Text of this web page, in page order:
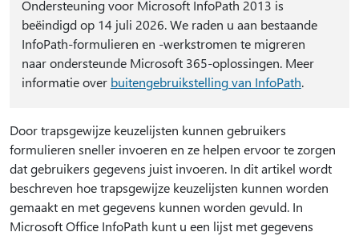
Ondersteuning voor Microsoft InfoPath 2013 is
beëindigd op 14 juli 2026. We raden u aan bestaande
InfoPath-formulieren en -werkstromen te migreren
naar ondersteunde Microsoft 365-oplossingen. Meer
informatie over buitengebruikstelling van InfoPath.
Door trapsgewijze keuzelijsten kunnen gebruikers
formulieren sneller invoeren en ze helpen ervoor te zorgen
dat gebruikers gegevens juist invoeren. In dit artikel wordt
beschreven hoe trapsgewijze keuzelijsten kunnen worden
gemaakt en met gegevens kunnen worden gevuld. In
Microsoft Office InfoPath kunt u een lijst met gegevens